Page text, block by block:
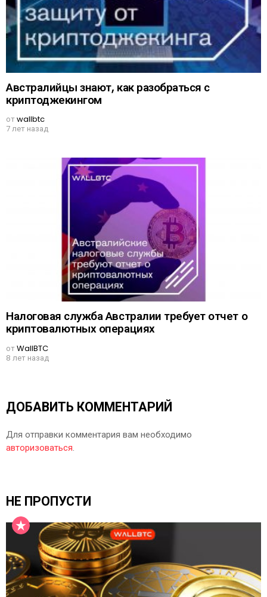
Австралийцы знают, как разобраться с
криптоджекингом
отwallbtc
7 лет назад
Налоговая служба Австралии требует отчет о
криптовалютных операциях
отWallBTC
8 лет назад
ДОБАВИТЬ КОММЕНТАРИЙ
Для отправки комментария вам необходимо
авторизоваться.
НЕ ПРОПУСТИ